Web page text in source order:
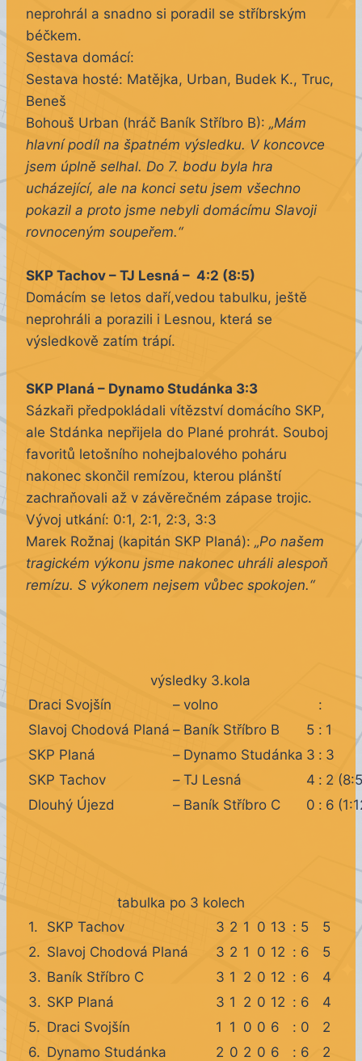
neprohrál a snadno si poradil se stříbrským
béčkem.
Sestava domácí:
Sestava hosté: Matějka, Urban, Budek K., Truc,
Beneš
Bohouš Urban (hráč Baník Stříbro B): „Mám
hlavní podíl na špatném výsledku. V koncovce
jsem úplně selhal. Do 7. bodu byla hra
ucházející, ale na konci setu jsem všechno
pokazil a proto jsme nebyli domácímu Slavoji
rovnoceným soupeřem.“
SKP Tachov – TJ Lesná – 4:2 (8:5)
Domácím se letos daří,vedou tabulku, ještě
neprohráli a porazili i Lesnou, která se
výsledkově zatím trápí.
SKP Planá – Dynamo Studánka 3:3
Sázkaři předpokládali vítězství domácího SKP,
ale Stdánka nepřijela do Plané prohrát. Souboj
favoritů letošního nohejbalového poháru
nakonec skončil remízou, kterou plánští
zachraňovali až v závěrečném zápase trojic.
Vývoj utkání: 0:1, 2:1, 2:3, 3:3
Marek Rožnaj (kapitán SKP Planá): „Po našem
tragickém výkonu jsme nakonec uhráli alespoň
remízu. S výkonem nejsem vůbec spokojen.“
výsledky 3.kola
Draci Svojšín
– volno
:
Slavoj Chodová Planá – Baník Stříbro B 5 : 1
SKP Planá
– Dynamo Studánka 3 : 3
SKP Tachov
– TJ Lesná 4 : 2
Dlouhý Újezd
– Baník Stříbro C 0 : 6
tabulka po 3 kolech
1.
SKP Tachov 3 2 1 0 13 : 5
5
2. Slavoj Chodová Planá 3 2 1 0 12 : 6
5
3. Baník Stříbro C 3 1 2 0 12 : 6
4
3. SKP Planá 3 1 2 0 12 : 6
4
5. Draci Svojšín 1 1 0 0 6 : 0
2
6. Dynamo Studánka 2 0 2 0 6 : 6
2